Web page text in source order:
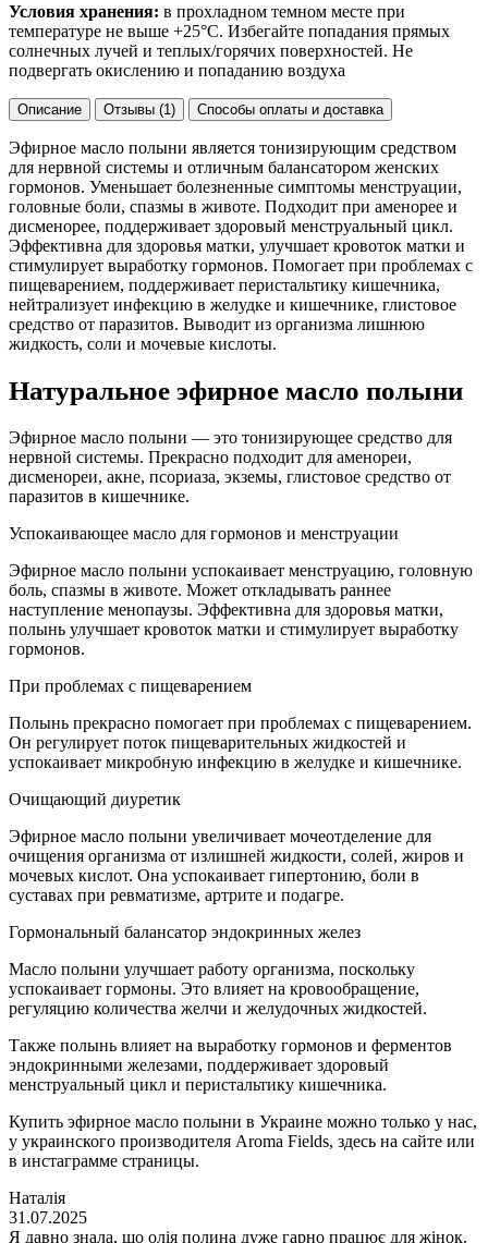
Условия хранения: в прохладном темном месте при
температуре не выше +25°C. Избегайте попадания прямых
солнечных лучей и теплых/горячих поверхностей. Не
подвергать окислению и попаданию воздуха
Описание Отзывы (1) Способы оплаты и доставка
Эфирное масло полыни является тонизирующим средством
для нервной системы и отличным балансатором женских
гормонов. Уменьшает болезненные симптомы менструации,
головные боли, спазмы в животе. Подходит при аменорее и
дисменорее, поддерживает здоровый менструальный цикл.
Эффективна для здоровья матки, улучшает кровоток матки и
стимулирует выработку гормонов. Помогает при проблемах с
пищеварением, поддерживает перистальтику кишечника,
нейтрализует инфекцию в желудке и кишечнике, глистовое
средство от паразитов. Выводит из организма лишнюю
жидкость, соли и мочевые кислоты.
Натуральное эфирное масло полыни
Эфирное масло полыни — это тонизирующее средство для
нервной системы. Прекрасно подходит для аменореи,
дисменореи, акне, псориаза, экземы, глистовое средство от
паразитов в кишечнике.
Успокаивающее масло для гормонов и менструации
Эфирное масло полыни успокаивает менструацию, головную
боль, спазмы в животе. Может откладывать раннее
наступление менопаузы. Эффективна для здоровья матки,
полынь улучшает кровоток матки и стимулирует выработку
гормонов.
При проблемах с пищеварением
Полынь прекрасно помогает при проблемах с пищеварением.
Он регулирует поток пищеварительных жидкостей и
успокаивает микробную инфекцию в желудке и кишечнике.
Очищающий диуретик
Эфирное масло полыни увеличивает мочеотделение для
очищения организма от излишней жидкости, солей, жиров и
мочевых кислот. Она успокаивает гипертонию, боли в
суставах при ревматизме, артрите и подагре.
Гормональный балансатор эндокринных желез
Масло полыни улучшает работу организма, поскольку
успокаивает гормоны. Это влияет на кровообращение,
регуляцию количества желчи и желудочных жидкостей.
Также полынь влияет на выработку гормонов и ферментов
эндокринными железами, поддерживает здоровый
менструальный цикл и перистальтику кишечника.
Купить эфирное масло полыни в Украине можно только у нас,
у украинского производителя Aroma Fields, здесь на сайте или
в инстаграмме страницы.
Наталія
31.07.2025
Я давно знала, що олія полина дуже гарно працює для жінок.